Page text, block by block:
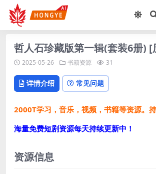
哲人石珍藏版第一辑(套装6册) [
2025-05-26 书籍资源 31
详情介绍 常见问题
2000T学习，音乐，视频，书籍等资源。
海量免费短剧资源每天持续更新中！
资源信息